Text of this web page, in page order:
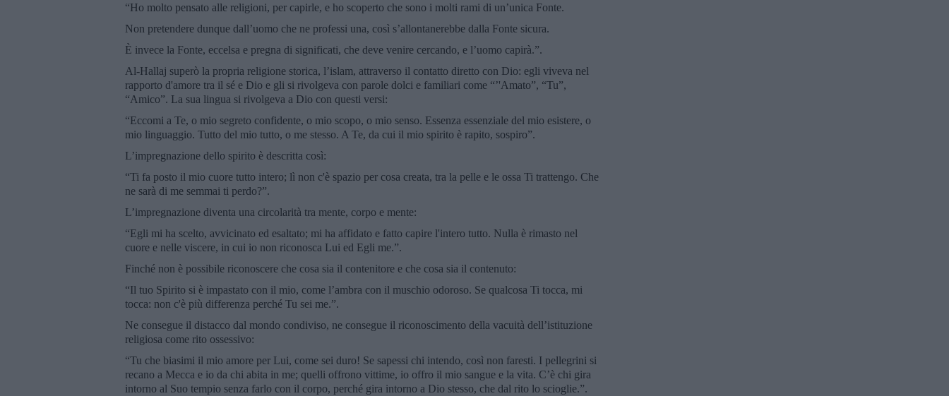
“Ho molto pensato alle religioni, per capirle, e ho scoperto che sono i molti rami di un’unica Fonte.
Non pretendere dunque dall’uomo che ne professi una, così s’allontanerebbe dalla Fonte sicura.
È invece la Fonte, eccelsa e pregna di significati, che deve venire cercando, e l’uomo capirà.”.
Al-Hallaj superò la propria religione storica, l’islam, attraverso il contatto diretto con Dio: egli viveva nel
rapporto d'amore tra il sé e Dio e gli si rivolgeva con parole dolci e familiari come “’'Amato”, “Tu”,
“Amico”. La sua lingua si rivolgeva a Dio con questi versi:
“Eccomi a Te, o mio segreto confidente, o mio scopo, o mio senso. Essenza essenziale del mio esistere, o
mio linguaggio. Tutto del mio tutto, o me stesso. A Te, da cui il mio spirito è rapito, sospiro”.
L’impregnazione dello spirito è descritta così:
“Ti fa posto il mio cuore tutto intero; lì non c'è spazio per cosa creata, tra la pelle e le ossa Ti trattengo. Che
ne sarà di me semmai ti perdo?”.
L’impregnazione diventa una circolarità tra mente, corpo e mente:
“Egli mi ha scelto, avvicinato ed esaltato; mi ha affidato e fatto capire l'intero tutto. Nulla è rimasto nel
cuore e nelle viscere, in cui io non riconosca Lui ed Egli me.”.
Finché non è possibile riconoscere che cosa sia il contenitore e che cosa sia il contenuto:
“Il tuo Spirito si è impastato con il mio, come l’ambra con il muschio odoroso. Se qualcosa Ti tocca, mi
tocca: non c'è più differenza perché Tu sei me.”.
Ne consegue il distacco dal mondo condiviso, ne consegue il riconoscimento della vacuità dell’istituzione
religiosa come rito ossessivo:
“Tu che biasimi il mio amore per Lui, come sei duro! Se sapessi chi intendo, così non faresti. I pellegrini si
recano a Mecca e io da chi abita in me; quelli offrono vittime, io offro il mio sangue e la vita. C’è chi gira
intorno al Suo tempio senza farlo con il corpo, perché gira intorno a Dio stesso, che dal rito lo scioglie.”.